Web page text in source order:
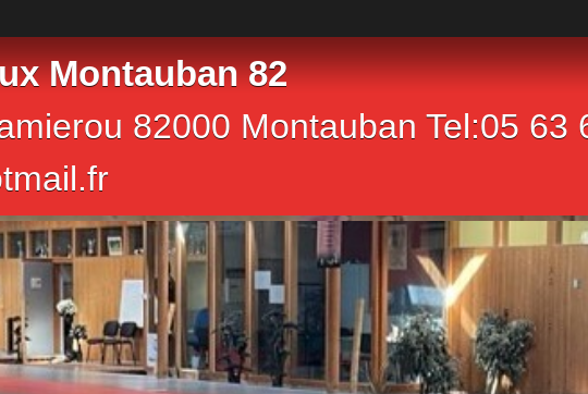
Montauban 82
82000 Montauban Tel:05 63